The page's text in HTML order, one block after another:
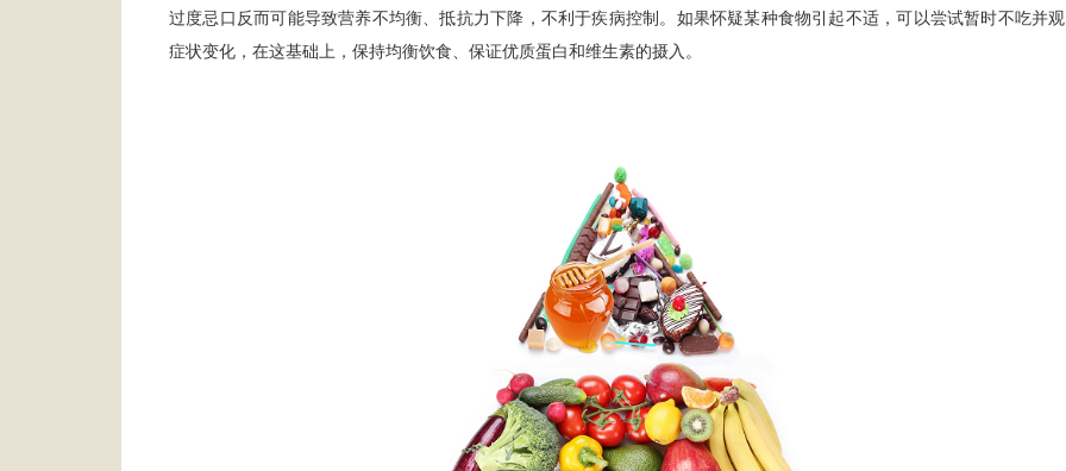
过度忌口反而可能导致营养不均衡、抵抗力下降，不利于疾病控制。如果怀疑某种食物引起不适，可以尝试暂时不吃并
症状变化，在这基础上，保持均衡饮食、保证优质蛋白和维生素的摄入。